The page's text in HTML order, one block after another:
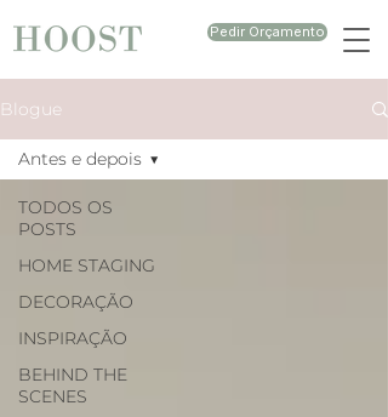
Pedir Orçamento
Blogue
TODOS OS
POSTS
HOME STAGING
DECORAÇÃO
INSPIRAÇÃO
BEHIND THE
SCENES
Antes e depois